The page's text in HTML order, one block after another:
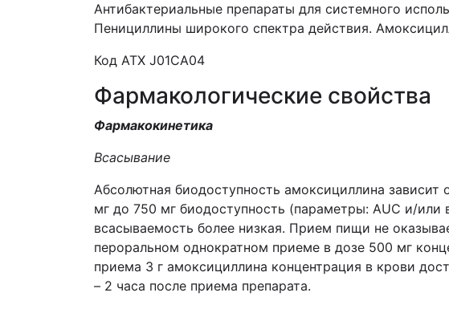
Антибактериальные препараты для системного
Пенициллины широкого спектра действия.
Код АТХ J01CA04
Фармакологические свойства
Фармакокинетика
Всасывание
Абсолютная биодоступность амоксициллина
мг до 750 мг биодоступность (параметры: AUC и/
всасываемость более низкая. Прием пищи не
пероральном однократном приеме в дозе 500 мг
приема 3 г амоксициллина концентрация в крови
– 2 часа после приема препарата.